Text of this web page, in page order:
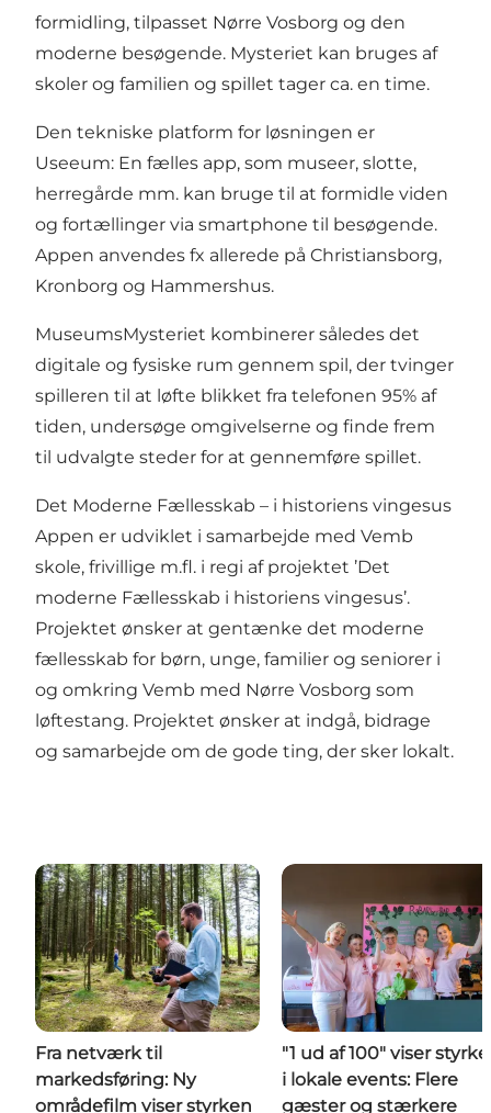
formidling, tilpasset Nørre Vosborg og den
moderne besøgende. Mysteriet kan bruges af
skoler og familien og spillet tager ca. en time.
Den tekniske platform for løsningen er
Useeum: En fælles app, som museer, slotte,
herregårde mm. kan bruge til at formidle viden
og fortællinger via smartphone til besøgende.
Appen anvendes fx allerede på Christiansborg,
Kronborg og Hammershus.
MuseumsMysteriet kombinerer således det
digitale og fysiske rum gennem spil, der tvinger
spilleren til at løfte blikket fra telefonen 95% af
tiden, undersøge omgivelserne og finde frem
til udvalgte steder for at gennemføre spillet.
Det Moderne Fællesskab – i historiens vingesus
Appen er udviklet i samarbejde med Vemb
skole, frivillige m.fl. i regi af projektet ’Det
moderne Fællesskab i historiens vingesus’.
Projektet ønsker at gentænke det moderne
fællesskab for børn, unge, familier og seniorer i
og omkring Vemb med Nørre Vosborg som
løftestang. Projektet ønsker at indgå, bidrage
og samarbejde om de gode ting, der sker lokalt.
Fra netværk til
markedsføring: Ny
områdefilm viser styrken
"1 ud af 100" viser
i lokale events: Flere
gæster og stærkere